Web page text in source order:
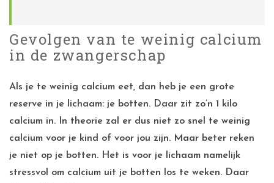
Gevolgen van te weinig calcium
in de zwangerschap
Als je te weinig calcium eet, dan heb je een grote
reserve in je lichaam: je botten. Daar zit zo’n 1 kilo
calcium in. In theorie zal er dus niet zo snel te weinig
calcium voor je kind of voor jou zijn. Maar beter reken
je niet op je botten. Het is voor je lichaam namelijk
stressvol om calcium uit je botten los te weken. Daar